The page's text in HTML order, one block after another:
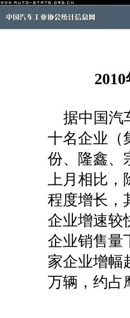
据中国汽
十名企业（
份、隆鑫、
上月相比，
程度增长，
企业增速较
企业销售量
家企业增幅
万辆，约占